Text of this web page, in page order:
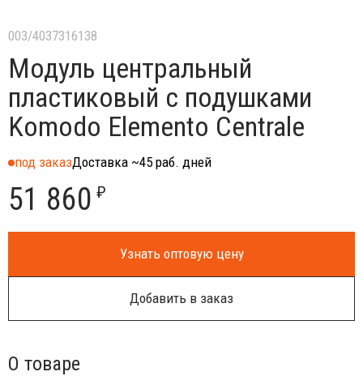
003/4037316138
Модуль центральный
пластиковый с подушками
Komodo Elemento Centrale
под заказДоставка ~45 раб. дней
51 860 ₽
Узнать оптовую цену
Добавить в заказ
О товаре